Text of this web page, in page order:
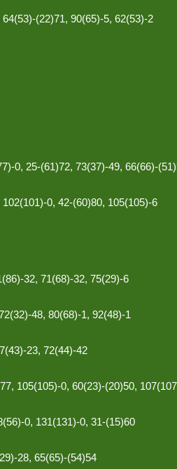
(22)71, 90(65)-5, 62(53)-2
0, 25-(61)72, 73(37)-49, 66(66)-
0, 42-(60)80, 105(105)-6
32, 71(68)-32, 75(29)-6
48, 80(68)-1, 92(48)-1
23, 72(44)-42
105(105)-0, 60(23)-(20)50,
0, 131(131)-0, 31-(15)60
28, 65(65)-(54)54